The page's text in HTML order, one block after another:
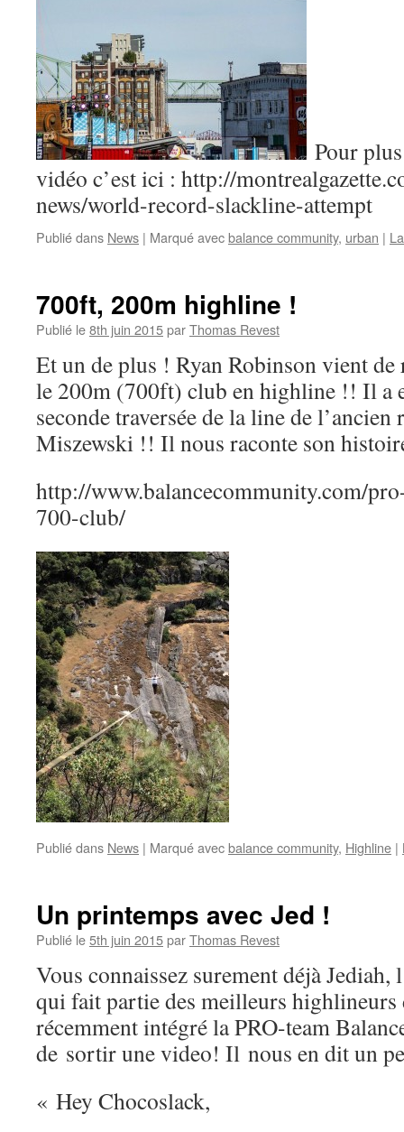
Pour
vidéo c’est ici : http://
news/world-record-slackline-attempt
Publié dans News | Marqué avecbalance community, urban |
700ft, 200m highline !
Publié le8th juin 2015parThomas Revest
Et un de plus ! Ryan Robinson vient de
le 200m (700ft) club en highline !! Il a
seconde traversée de la line de
Miszewski !! Il nous raconte son
http://www.balancecommunity.com/
700-club/
Publié dans News | Marqué avecbalance community, Highline |
Un printemps avec Jed !
Publié le5th juin 2015parThomas Revest
Vous connaissez surement déjà
qui fait partie des meilleurs highlineurs
récemment intégré la PRO-team
de sortir une video! Il nous en dit un
« Hey Chocoslack,